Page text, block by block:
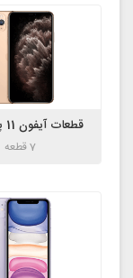
قطعات آیفون 11 پرو مکس
7 قطعه